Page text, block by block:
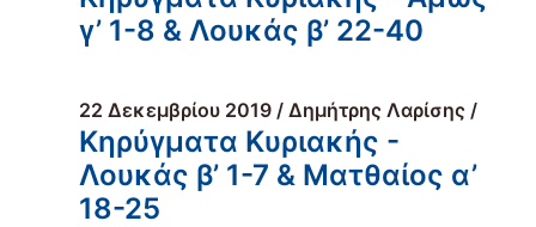
γ’ 1-8 & Λουκάς β’ 22-40
22 Δεκεμβρίου 2019 / Δημήτρης Λαρίσης /
Κηρύγματα Κυριακής -
Λουκάς β’ 1-7 & Ματθαίος α’
18-25